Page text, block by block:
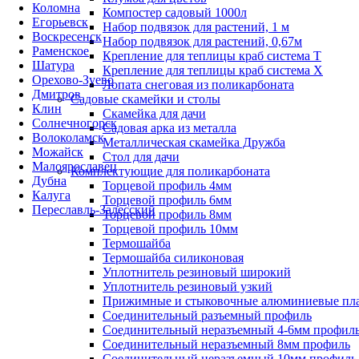
Коломна
Егорьевск
Воскресенск
Раменское
Шатура
Орехово-Зуево
Дмитров
Клин
Солнечногорск
Волоколамск
Можайск
Малоярославец
Дубна
Калуга
Переславль-Залесский
Компостер садовый 1000л
Набор подвязок для растений, 1 м
Набор подвязок для растений, 0,67м
Крепление для теплицы краб система Т
Крепление для теплицы краб система Х
Лопата снеговая из поликарбоната
Садовые скамейки и столы
Скамейка для дачи
Садовая арка из металла
Металлическая скамейка Дружба
Стол для дачи
Комплектующие для поликарбоната
Торцевой профиль 4мм
Торцевой профиль 6мм
Торцевой профиль 8мм
Торцевой профиль 10мм
Термошайба
Термошайба силиконовая
Уплотнитель резиновый широкий
Уплотнитель резиновый узкий
Прижимные и стыковочные алюминиевые
Соединительный разъемный профиль
Соединительный неразъемный 4-6мм
Соединительный неразъемный 8мм профиль